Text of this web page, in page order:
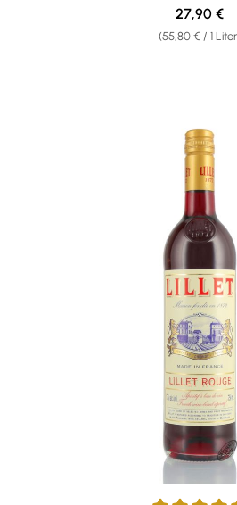
(55,80 € / 1
Regulärer
27,90 €